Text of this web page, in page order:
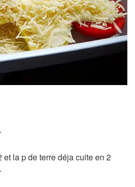
la p de terre déja cuite en 2